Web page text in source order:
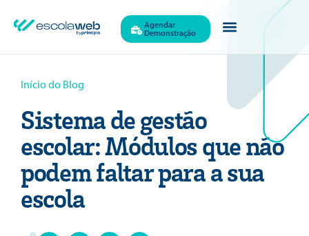
Agendar
Demonstração
Início do Blog
Sistema de gestão
escolar: Módulos que não
podem faltar para a sua
escola